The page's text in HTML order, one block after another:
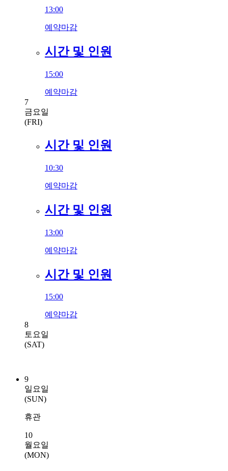
13:00
예약마감
시간 및 인원
15:00
예약마감
7
금요일
(FRI)
시간 및 인원
10:30
예약마감
시간 및 인원
13:00
예약마감
시간 및 인원
15:00
예약마감
8
토요일
(SAT)
9
일요일
(SUN)
휴관
10
월요일
(MON)